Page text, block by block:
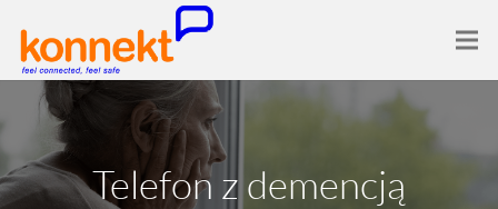
Telefon z demencją